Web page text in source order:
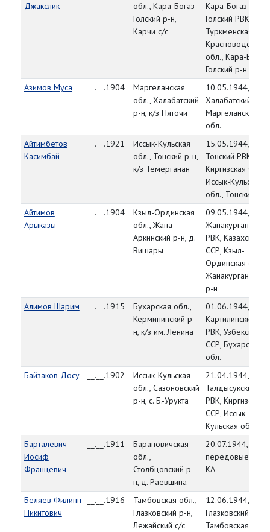
Джакслик
обл., Кара-Богаз-
Голский р-н,
Карчи с/с
Кара-Богаз-
Голский РВК,
Туркменская
Красноводская
обл., Кара-Богаз-
Голский р-н
Азимов Муса
__.__.1904
Маргеланская
обл., Халабатский
р-н, к/з Пяточи
10.05.1944,
Халабатский РВК,
Маргеланская
обл.
Айтимбетов
Касимбай
__.__.1921
Иссык-Кульская
обл., Тонский р-н,
к/з Темерганан
15.05.1944,
Тонский РВК,
Киргизская ССР,
Иссык-Кульская
обл., Тонский р-н
Айтимов
Арыказы
__.__.1904
Кзыл-Ординская
обл., Жана-
Аркинский р-н, д.
Вишары
09.05.1944,
Жанакурганский
РВК, Казахская
ССР, Кзыл-
Ординская обл.,
Жанакурганский
р-н
Алимов Шарим
__.__.1915
Бухарская обл.,
Кермининский р-
н, к/з им. Ленина
01.06.1944,
Картилинский
РВК, Узбекская
ССР, Бухарская
обл.
Байзаков Досу
__.__.1902
Иссык-Кульская
обл., Сазоновский
р-н, с. Б.-Урукта
21.04.1944,
Талдысукский
РВК, Киргизская
ССР, Иссык-
Кульская обл.
Барталевич
Иосиф
Францевич
__.__.1911
Барановичская
обл.,
Столбцовский р-
н, д. Раевщина
20.07.1944,
передовые части
КА
Беляев Филипп
Никитович
__.__.1916
Тамбовская обл.,
Глазковский р-н,
Лежайский с/с
12.06.1944,
Глазковский РВК,
Тамбовская обл.,